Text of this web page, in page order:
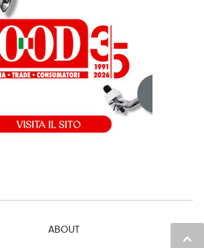
keyboard_arrow_up
ABOUT